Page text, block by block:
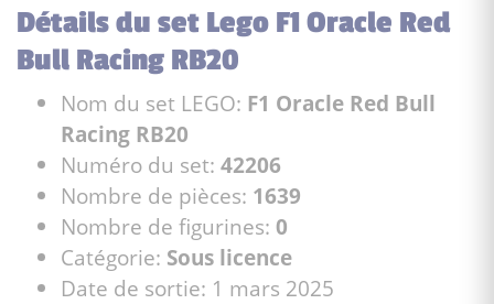
Détails du set Lego F1 Oracle Red
Bull Racing RB20
Nom du set LEGO: F1 Oracle Red Bull
Racing RB20
Numéro du set: 42206
Nombre de pièces: 1639
Nombre de figurines: 0
Catégorie: Sous licence
Date de sortie: 1 mars 2025